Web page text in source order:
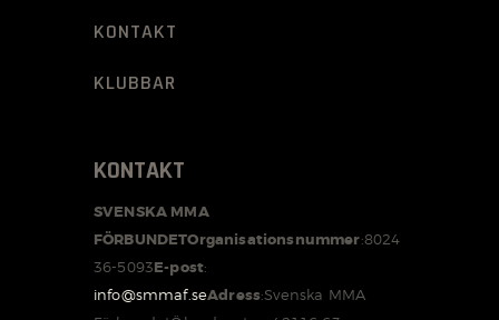
KONTAKT
KLUBBAR
KONTAKT
SVENSKA MMA
FÖRBUNDETOrganisationsnummer:8024
36-5093E-post:
info@smmaf.seAdress:Svenska MMA